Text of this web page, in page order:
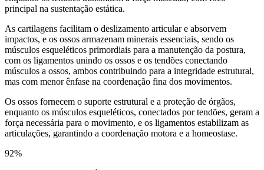
principal na sustentação estática.
As cartilagens facilitam o deslizamento articular e absorvem
impactos, e os ossos armazenam minerais essenciais, sendo os
músculos esqueléticos primordiais para a manutenção da postura,
com os ligamentos unindo os ossos e os tendões conectando
músculos a ossos, ambos contribuindo para a integridade estrutural,
mas com menor ênfase na coordenação fina dos movimentos.
Os ossos fornecem o suporte estrutural e a proteção de órgãos,
enquanto os músculos esqueléticos, conectados por tendões, geram a
força necessária para o movimento, e os ligamentos estabilizam as
articulações, garantindo a coordenação motora e a homeostase.
92%